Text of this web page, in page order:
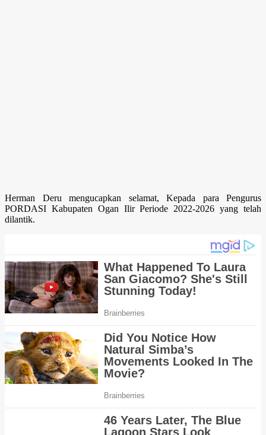
Herman Deru mengucapkan selamat, Kepada para Pengurus
PORDASI Kabupaten Ogan Ilir Periode 2022-2026 yang telah
dilantik.